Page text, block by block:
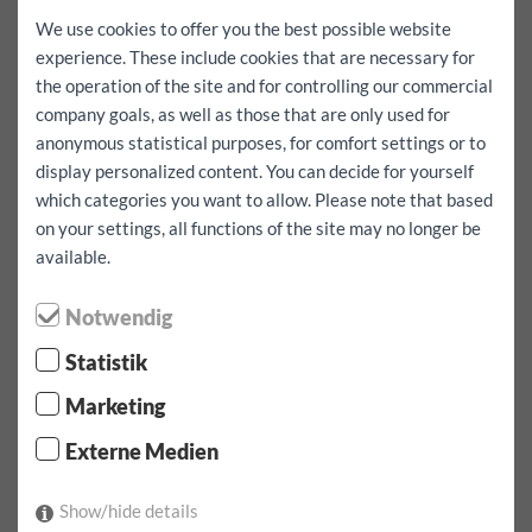
Dönüş zamanı:
mak./Gün
150 km
serbest
Ücretsiz kilometre hakkı dahil tüm rezervasyon.
Ben de yurt disina gitmek istiyorum
kiralik
Aşırı tam kapsamlı sigorta:
kiralik 07.08.2026
08.08.2026tarafindan
Araba fiyat:162.4EUR
Rezervasyonu teyit et
We use cookies to offer you the best possible website
experience. These include cookies that are necessary for
the operation of the site and for controlling our commercial
company goals, as well as those that are only used for
anonymous statistical purposes, for comfort settings or to
display personalized content. You can decide for yourself
which categories you want to allow. Please note that based
on your settings, all functions of the site may no longer be
available.
Notwendig
Statistik
Marketing
Externe Medien
Show/hide details